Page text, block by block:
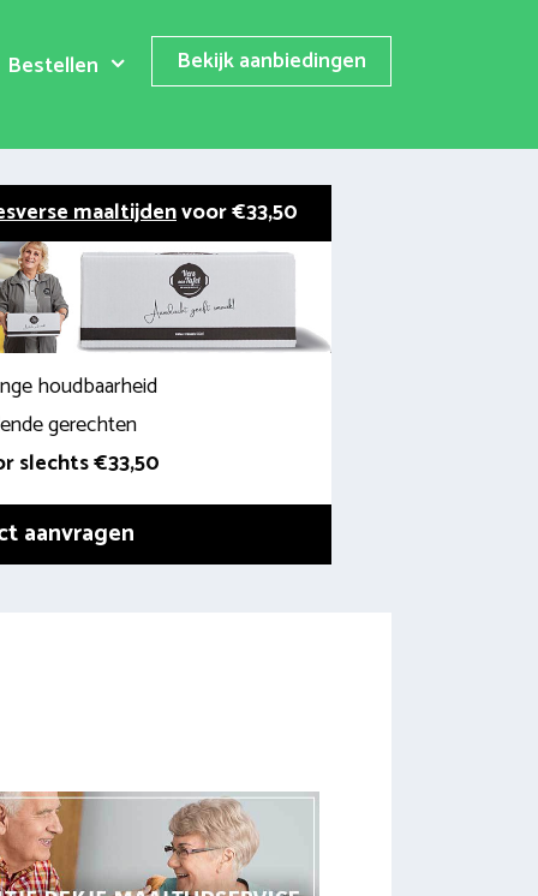
Bestellen Bekijk aanbiedingen
maaltijdenvoor €33,50
houdbaarheid
gerechten
slechts €33,50
aanvragen